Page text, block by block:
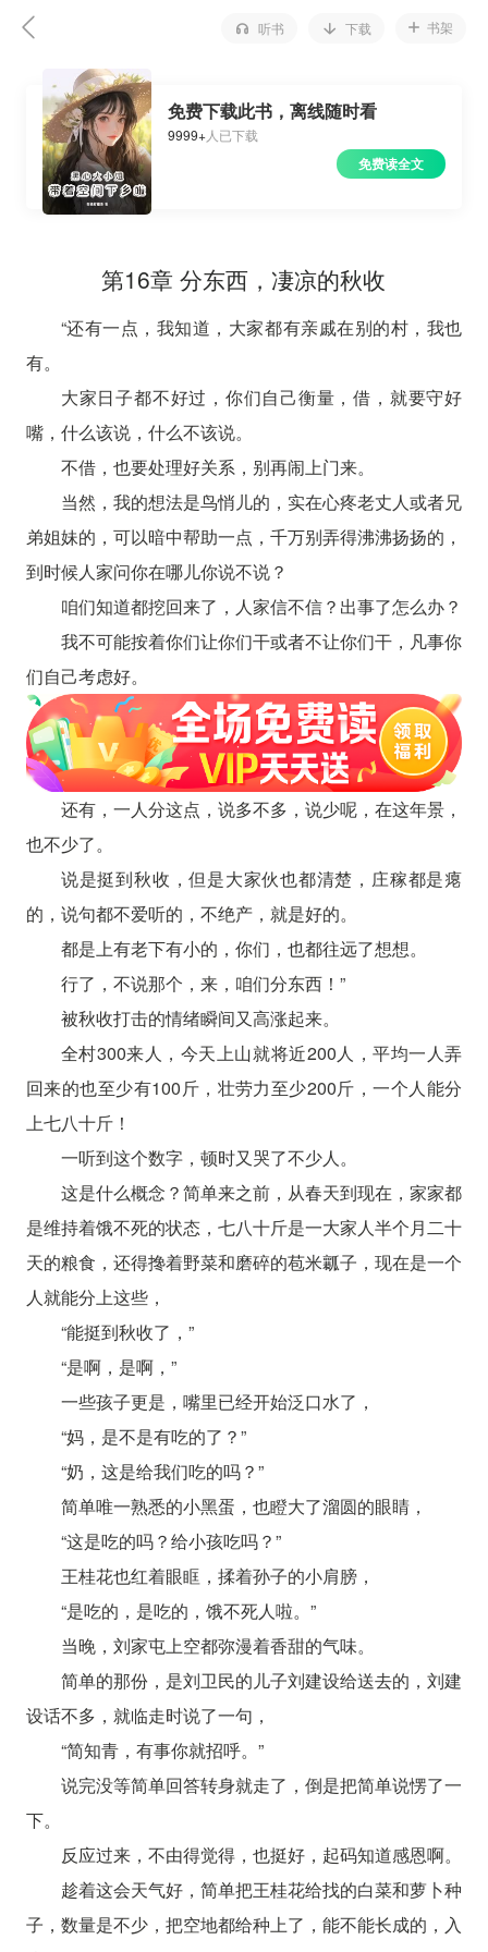
听书 下载 书架
免费下载此书，离线随时看
9999+人已下载
免费读全文
第16章 分东西，凄凉的秋收
“还有一点，我知道，大家都有亲戚在别的村，我也
有。
大家日子都不好过，你们自己衡量，借，就要守好
嘴，什么该说，什么不该说。
不借，也要处理好关系，别再闹上门来。
当然，我的想法是鸟悄儿的，实在心疼老丈人或者兄
弟姐妹的，可以暗中帮助一点，千万别弄得沸沸扬扬的，
到时候人家问你在哪儿你说不说？
咱们知道都挖回来了，人家信不信？出事了怎么办？
我不可能按着你们让你们干或者不让你们干，凡事你
们自己考虑好。
还有，一人分这点，说多不多，说少呢，在这年景，
也不少了。
说是挺到秋收，但是大家伙也都清楚，庄稼都是瘪
的，说句都不爱听的，不绝产，就是好的。
都是上有老下有小的，你们，也都往远了想想。
行了，不说那个，来，咱们分东西！”
被秋收打击的情绪瞬间又高涨起来。
全村300来人，今天上山就将近200人，平均一人弄
回来的也至少有100斤，壮劳力至少200斤，一个人能分
上七八十斤！
一听到这个数字，顿时又哭了不少人。
这是什么概念？简单来之前，从春天到现在，家家都
是维持着饿不死的状态，七八十斤是一大家人半个月二十
天的粮食，还得搀着野菜和磨碎的苞米瓤子，现在是一个
人就能分上这些，
“能挺到秋收了，”
“是啊，是啊，”
一些孩子更是，嘴里已经开始泛口水了，
“妈，是不是有吃的了？”
“奶，这是给我们吃的吗？”
简单唯一熟悉的小黑蛋，也瞪大了溜圆的眼睛，
“这是吃的吗？给小孩吃吗？”
王桂花也红着眼眶，揉着孙子的小肩膀，
“是吃的，是吃的，饿不死人啦。”
当晚，刘家屯上空都弥漫着香甜的气味。
简单的那份，是刘卫民的儿子刘建设给送去的，刘建
设话不多，就临走时说了一句，
“简知青，有事你就招呼。”
说完没等简单回答转身就走了，倒是把简单说愣了一
下。
反应过来，不由得觉得，也挺好，起码知道感恩啊。
趁着这会天气好，简单把王桂花给找的白菜和萝卜种
子，数量是不少，把空地都给种上了，能不能长成的，入